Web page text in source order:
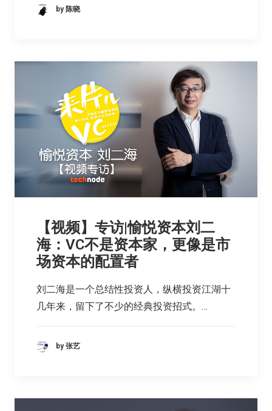
by 陈晓
【视频】专访|愉悦资本刘二
海：VC不是资本家，更像是市
场资本的配置者
刘二海是一个总结性投资人，纵横投资江湖十
几年来，留下了不少的经典投资招式。…
by 张艺